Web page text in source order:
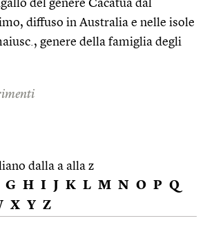
del genere Cacatua dal
diffuso in Australia e nelle isole
genere della famiglia degli
dalla a alla z
G H I J K L M N O P Q
X Y Z